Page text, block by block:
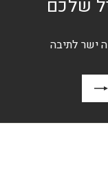
שלכם
ישר לתיבה